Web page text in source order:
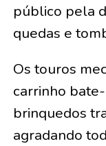
público pela
quedas e
Os touros
carrinho
brinquedos
agradando